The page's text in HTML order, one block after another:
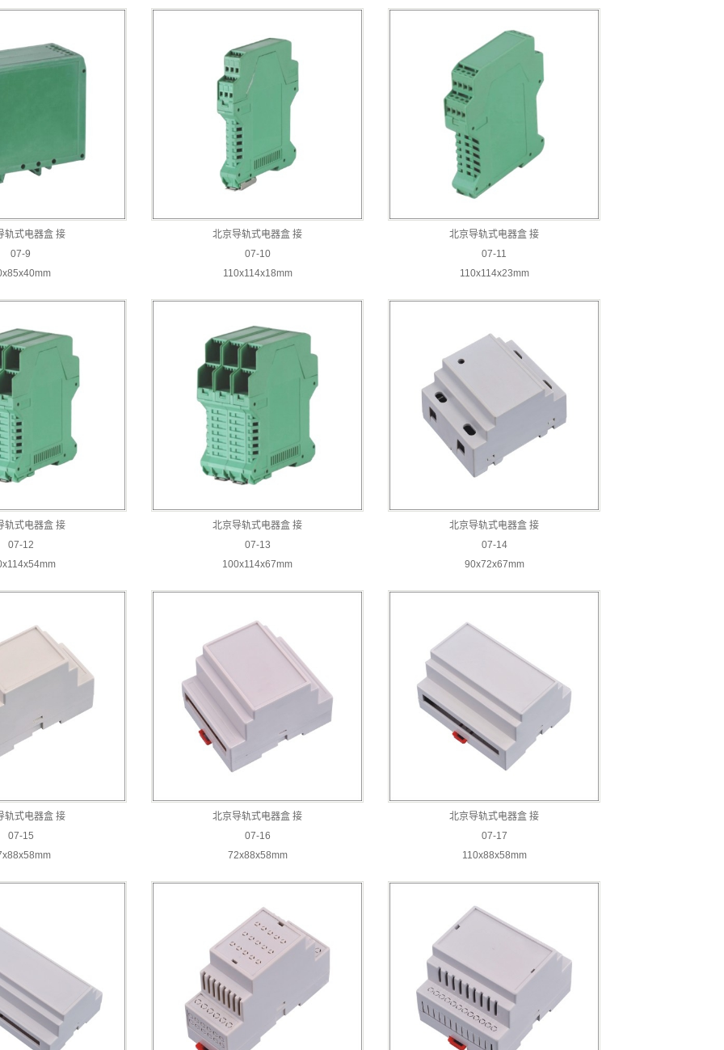
轨式电器盒 接
07-9
北京导轨式电器盒 接
07-10
110x114x18mm
北京导轨式电器盒 接
07-11
110x114x23mm
轨式电器盒 接
07-12
北京导轨式电器盒 接
07-13
100x114x67mm
北京导轨式电器盒 接
07-14
90x72x67mm
轨式电器盒 接
07-15
北京导轨式电器盒 接
07-16
72x88x58mm
北京导轨式电器盒 接
07-17
110x88x58mm